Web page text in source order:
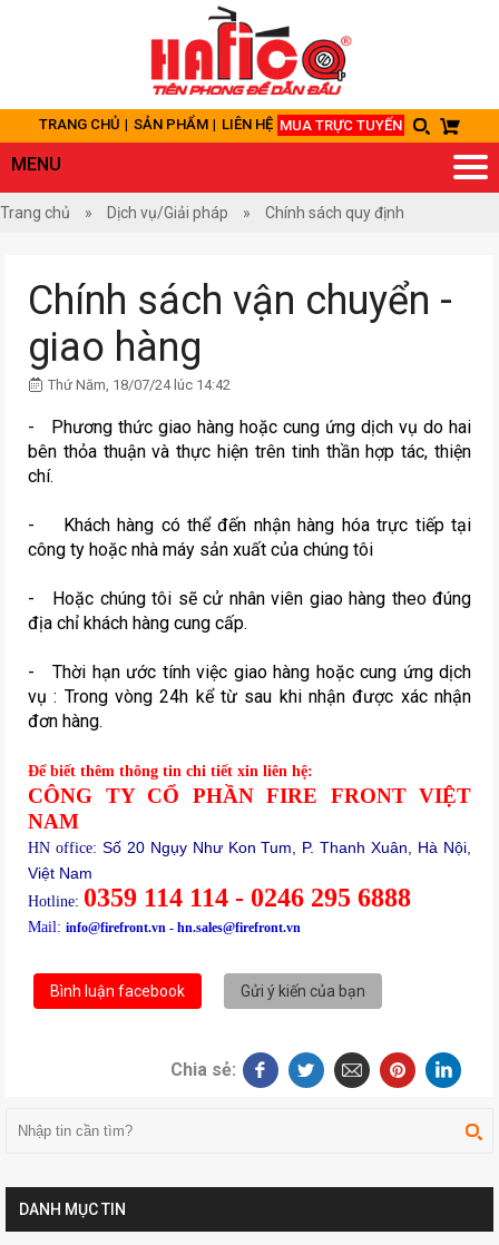
TRANG CHỦ SẢN PHẨM LIÊN HỆ MUA TRỰC TUYẾN
MENU
GIỚI
THIỆU
SẢN
PHẨM
VỤ/GIẢI
PHÁP
ỨNG
DỤNG
ĐÁP
TÀI
TỨC
MUA
TRỰC
KÝ
ĐẠI
Trang chủ » Dịch vụ/Giải pháp » Chính sách quy định
Chính sách vận chuyển -
giao hàng
Thứ Năm, 18/07/24 lúc 14:42
- Phương thức giao hàng hoặc cung ứng dịch vụ do hai
bên thỏa thuận và thực hiện trên tinh thần hợp tác, thiện
chí.
- Khách hàng có thể đến nhận hàng hóa trực tiếp tại
công ty hoặc nhà máy sản xuất của chúng tôi
- Hoặc chúng tôi sẽ cử nhân viên giao hàng theo đúng
địa chỉ khách hàng cung cấp.
- Thời hạn ước tính việc giao hàng hoặc cung ứng dịch
vụ : Trong vòng 24h kể từ sau khi nhận được xác nhận
đơn hàng.
Để biết thêm thông tin chi tiết xin liên hệ:
CÔNG TY CỔ PHẦN FIRE FRONT VIỆT
NAM
HN office: Số 20 Ngụy Như Kon Tum, P. Thanh Xuân, Hà Nội,
Việt Nam
Hotline: 0359 114 114 - 0246 295 6888
Mail: info@firefront.vn - hn.sales@firefront.vn
Bình luận facebook Gửi ý kiến của bạn
Chia sẻ:
DANH MỤC TIN